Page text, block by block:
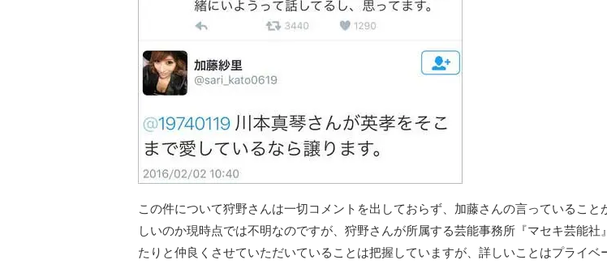
この件について狩野さんは一切コメントを出しておらず、加藤さんの言っていること
しいのか現時点では不明なのですが、狩野さんが所属する芸能事務所『マセキ芸能社
たりと仲良くさせていただいていることは把握していますが、詳しいことはプライベ